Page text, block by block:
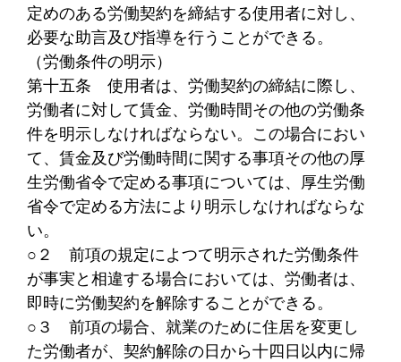
定めのある労働契約を締結する使用者に対し、
必要な助言及び指導を行うことができる。
（労働条件の明示）
第十五条 使用者は、労働契約の締結に際し、
労働者に対して賃金、労働時間その他の労働条
件を明示しなければならない。この場合におい
て、賃金及び労働時間に関する事項その他の厚
生労働省令で定める事項については、厚生労働
省令で定める方法により明示しなければならな
い。
○２ 前項の規定によつて明示された労働条件
が事実と相違する場合においては、労働者は、
即時に労働契約を解除することができる。
○３ 前項の場合、就業のために住居を変更し
た労働者が、契約解除の日から十四日以内に帰